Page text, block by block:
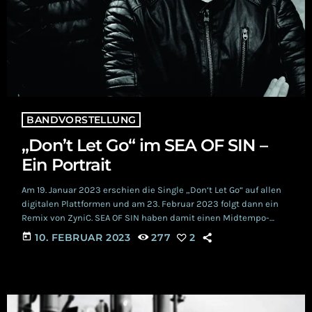
BANDVORSTELLUNG
„Don’t Let Go“ im SEA OF SIN –
Ein Portrait
Am 19. Januar 2023 erschien die Single „Don‘t Let Go“ auf allen
digitalen Plattformen und am 23. Februar 2023 folgt dann ein
Remix von ZyniC. SEA OF SIN haben damit einen Midtempo-
Indie- Pop-Track mit einer melancholischen und angespannten
Rockstimmung kreiert. Den Remix steuert niemand geringeres
today 10. FEBRUAR 2023 277 2